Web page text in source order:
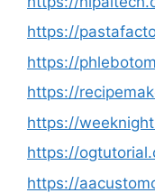
https://
https://
https://
https://
https://
https://